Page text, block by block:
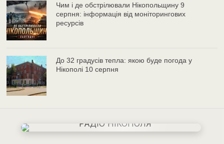
Чим і де обстрілювали Нікопольщину 9
серпня: інформація від моніторингових
ресурсів
До 32 градусів тепла: якою буде погода у
Нікополі 10 серпня